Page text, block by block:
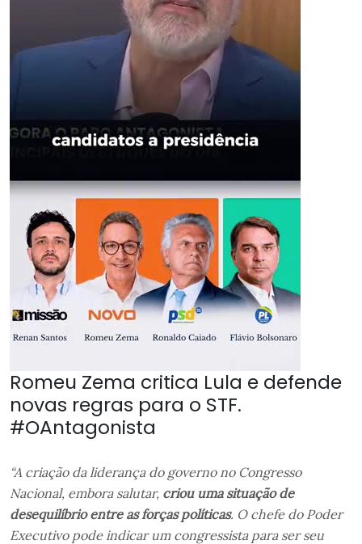
Romeu Zema critica Lula e defende
novas regras para o STF.
#OAntagonista
“A criação da liderança do governo no Congresso
Nacional, embora salutar, criou uma situação de
desequilíbrio entre as forças políticas. O chefe do Poder
Executivo pode indicar um congressista para ser seu